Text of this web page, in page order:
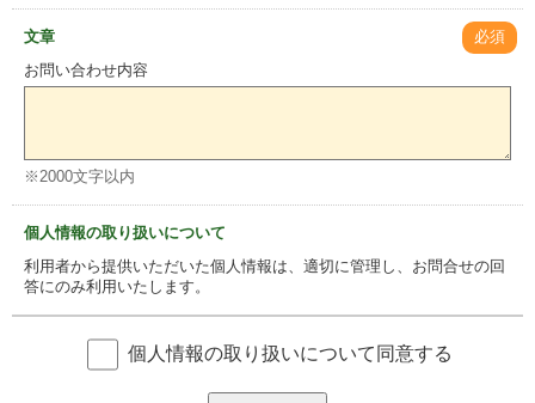
文章
必須
お問い合わせ内容
※2000文字以内
個人情報の取り扱いについて
利用者から提供いただいた個人情報は、適切に管理し、お問合せの回
答にのみ利用いたします。
個人情報の取り扱いについて同意する